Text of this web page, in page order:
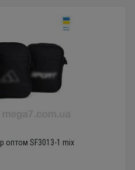
оптом SF3013-1 mix